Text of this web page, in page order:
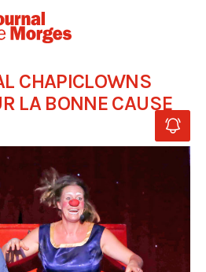
CHAPICLOWNS
LA BONNE CAUSE